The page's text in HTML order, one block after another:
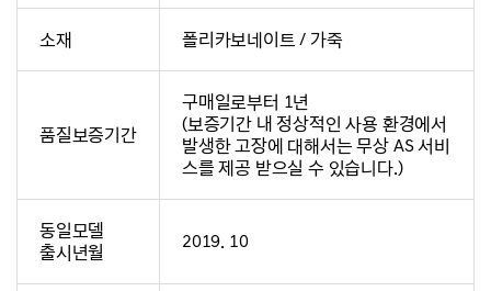
소재 폴리카보네이트 / 가죽
품질보증기간
구매일로부터 1년
(보증기간 내 정상적인 사용 환경에서
발생한 고장에 대해서는 무상 AS 서비
스를 제공 받으실 수 있습니다.)
동일모델
출시년월
2019. 10